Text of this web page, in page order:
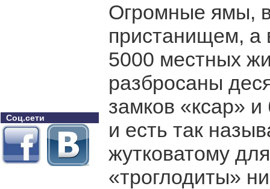
Соц.сети
Огромные ямы,
пристанищем, а
5000 местных
разбросаны
замков «ксар»
и есть так
жутковатому
«троглодиты»